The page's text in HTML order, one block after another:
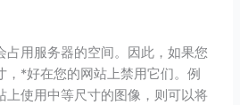
占用服务器的空间。因此，如果您
，*好在您的网站上禁用它们。例
上使用中等尺寸的图像，则可以将